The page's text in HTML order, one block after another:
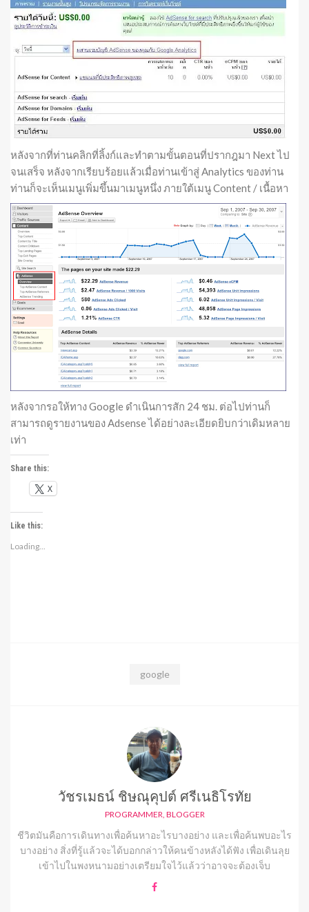
หลังจากที่ท่านคลิกที่ลิ้งก์และทำตามขั้นตอนที่ปรากฎมา Next ไป
จนเสร็จ หลังจากเรียบร้อยแล้วเมื่อท่านเข้าสู่ Analytics ของท่าน
ท่านก็จะเห็นเมนูเพิ่มขึ้นมาเมนูหนึ่ง ภายใต้เมนู Content / เนื้อหา
หลังจากรอให้ทาง Google ดำเนินการสัก 24 ชม. ต่อไปท่านก็
สามารถดูรายงานของ Adsense ได้อย่างละเอียดยิบกว่าเดิมหลาย
เท่า
Share this:
X
Like this:
Loading...
google
วัชรเมธน์ ชิษณุคุปต์ ศรีเนธิโรทัย
PROGRAMMER, BLOGGER
ชีวิตมันคือการเดินทางเพื่อค้นหาอะไรบางอย่าง และเพื่อค้นพบอะไร
บางอย่าง สิ่งที่รู้แล้วจะได้บอกกล่าวให้คนข้างหลังได้ฟัง เพื่อเดินลุย
เข้าไปในพงหนามอย่างเตรียมใจไว้แล้วว่าอาจจะต้องเจ็บ